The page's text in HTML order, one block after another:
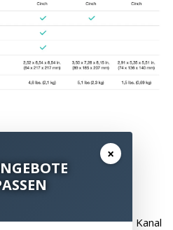
D. 125 W an 8 Ohm pro Kanal
×